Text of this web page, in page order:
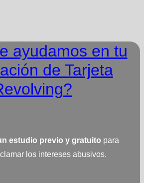
ayudamos en tu
de Tarjeta
estudio previo y gratuito para
los intereses abusivos.